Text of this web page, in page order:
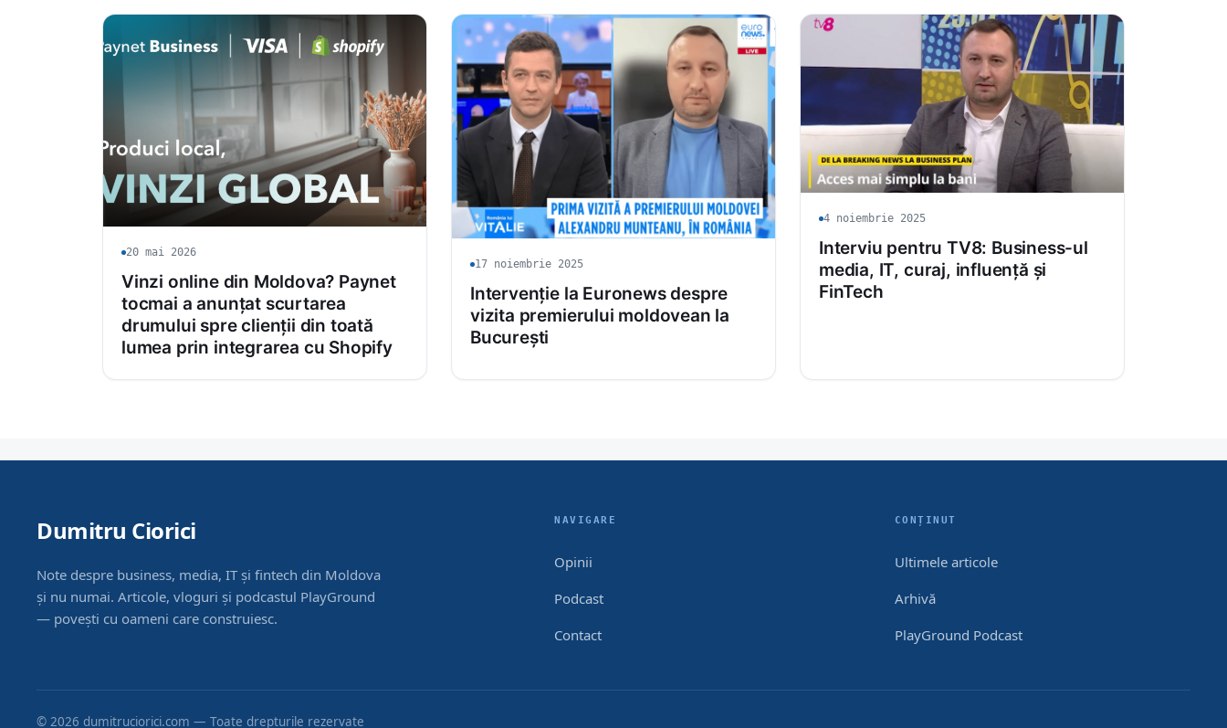
20 mai 2026
Vinzi online din Moldova? Paynet
tocmai a anunțat scurtarea
drumului spre clienții din toată
lumea prin integrarea cu Shopify
17 noiembrie 2025
Intervenție la Euronews despre
vizita premierului moldovean la
București
4 noiembrie 2025
Interviu pentru TV8: Business-ul
media, IT, curaj, influență și
FinTech
Dumitru Ciorici
Note despre business, media, IT și fintech din Moldova
și nu numai. Articole, vloguri și podcastul PlayGround
— povești cu oameni care construiesc.
NAVIGARE
Opinii
Podcast
Contact
CONȚINUT
Ultimele articole
Arhivă
PlayGround Podcast
© 2026 dumitruciorici.com — Toate drepturile rezervate